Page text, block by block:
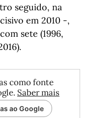
seguido, na
em 2010 -,
sete (1996,
como fonte
Saber mais
ao Google